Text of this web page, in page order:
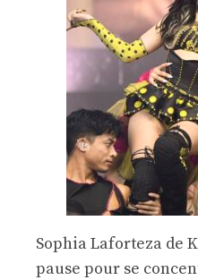
Sophia Laforteza de
pause pour se